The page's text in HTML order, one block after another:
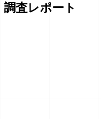
調査レポート